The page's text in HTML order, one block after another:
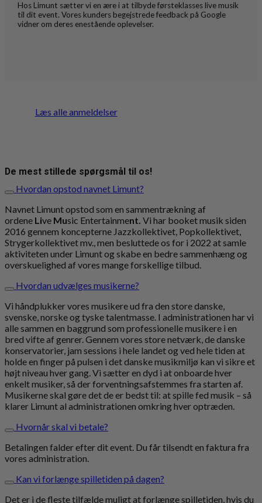
Hos Limunt sætter vi en ære i at tilbyde førsteklasses live musik
til dit event. Vores kunders begejstrede feedback på Google
vidner om deres enestående oplevelser.
Læs alle anmeldelser
De mest stillede spørgsmål til os!
Hvordan opstod navnet Limunt?
Navnet Limunt opstod som en sammentrækning af
ordene Live Music Entertainment. Vi har booket musik siden
2016 gennem koncepterne Jazzkollektivet, Popkollektivet,
Strygerkollektivet mv., men besluttede os for i 2022 at samle
aktiviteten under Limunt og skabe en bedre sammenhæng og
overskuelighed af vores mange forskellige tilbud.
Hvordan udvælges musikerne?
Vi håndplukker vores musikere ud fra den store danske,
svenske, norske og tyske talentmasse. I administrationen har vi
alle sammen en baggrund som professionelle musikere i en
bred vifte af genrer. Gennem vores store netværk, de danske
konservatorier, jam sessions i hele landet og ved hele tiden at
holde en finger på pulsen i det danske musikmiljø kan vi sikre et
højt niveau hver gang. Vi sætter en dyd i at onboarde hver
enkelt musiker, så der forventningsafstemmes fra starten af.
Musikerne skal gøre det de er bedst til: at spille fed musik – så
klarer Limunt al administrationen omkring hver optræden.
Hvornår skal vi betale?
Betalingen falder efter dit event. Du får tilsendt en faktura fra
vores administration.
Kan vi forlænge spilletiden på dagen?
Det er i de fleste tilfælde muligt at forlænge spilletiden, hvis du